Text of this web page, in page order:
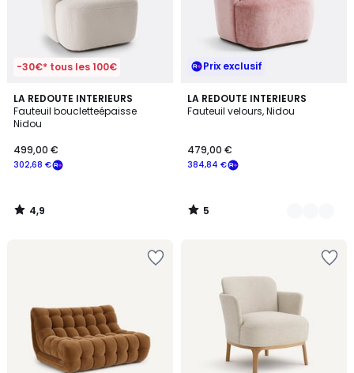
-30€* tous les 100€
LA REDOUTE INTERIEURS
Fauteuil boucletteépaisse
Nidou
302,68 €
499,00 €
4,9
/ 5
4,9
/
Prix exclusif
LA REDOUTE INTERIEURS
Fauteuil velours, Nidou
384,84 €
479,00 €
5
/
2
Couleurs
5
/